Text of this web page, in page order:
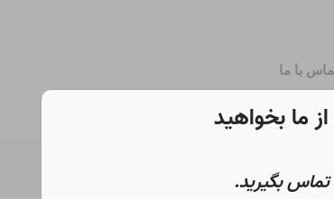
با ما
ما بخواهید
تماس بگیرید.